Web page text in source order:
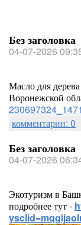
Без заголовка
04-07-2026
Масло для
Воронежской
230697324_1471
комментарии: 0
Без заголовка
04-07-2026
Экотуризм в
подробнее тут -